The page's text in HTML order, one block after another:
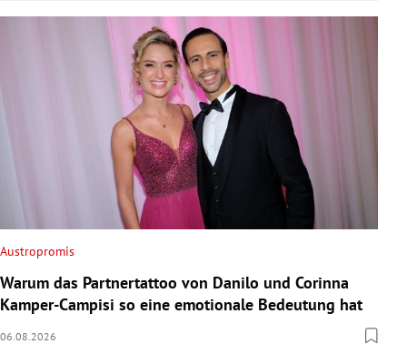
Austropromis
Warum das Partnertattoo von Danilo und Corinna
Kamper-Campisi so eine emotionale Bedeutung hat
06.08.2026